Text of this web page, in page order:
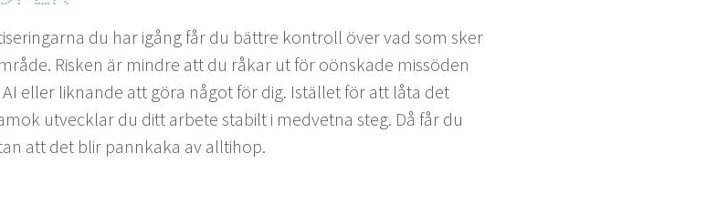
du har igång får du bät­tre kon­troll över vad som sker
Risken är min­dre att du råkar ut för oön­skade mis­sö­den
AI eller lik­nande att göra något för dig. Istäl­let för att låta det
utveck­lar du ditt arbete sta­bilt i med­vet­na steg. Då får du
att det blir pannka­ka av alltihop.